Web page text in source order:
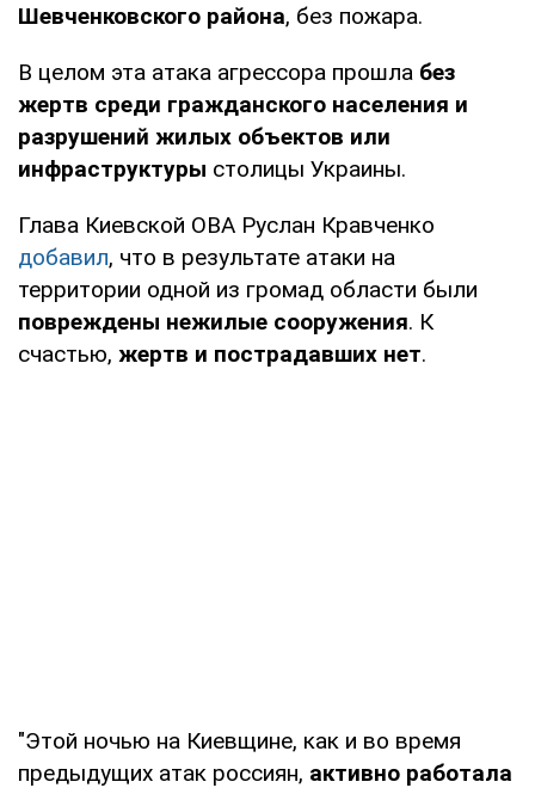
Шевченковского района, без пожара.
В целом эта атака агрессора прошла без
жертв среди гражданского населения и
разрушений жилых объектов или
инфраструктуры столицы Украины.
Глава Киевской ОВА Руслан Кравченко
добавил, что в результате атаки на
территории одной из громад области были
повреждены нежилые сооружения. К
счастью, жертв и пострадавших нет.
"Этой ночью на Киевщине, как и во время
предыдущих атак россиян, активно работала